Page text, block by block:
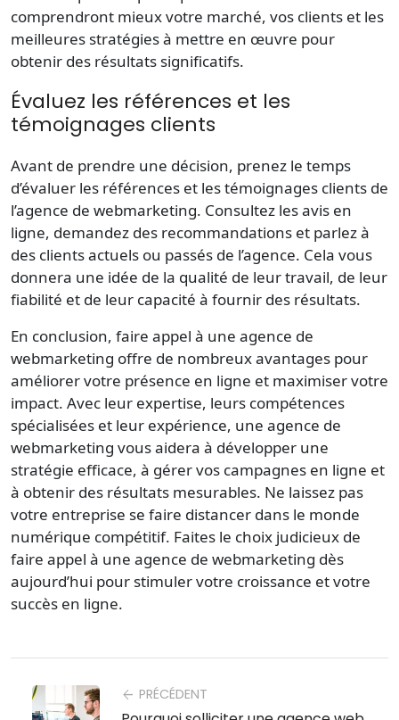
comprendront mieux votre marché, vos clients et les
meilleures stratégies à mettre en œuvre pour
obtenir des résultats significatifs.
Évaluez les références et les
témoignages clients
Avant de prendre une décision, prenez le temps
d’évaluer les références et les témoignages clients de
l’agence de webmarketing. Consultez les avis en
ligne, demandez des recommandations et parlez à
des clients actuels ou passés de l’agence. Cela vous
donnera une idée de la qualité de leur travail, de leur
fiabilité et de leur capacité à fournir des résultats.
En conclusion, faire appel à une agence de
webmarketing offre de nombreux avantages pour
améliorer votre présence en ligne et maximiser votre
impact. Avec leur expertise, leurs compétences
spécialisées et leur expérience, une agence de
webmarketing vous aidera à développer une
stratégie efficace, à gérer vos campagnes en ligne et
à obtenir des résultats mesurables. Ne laissez pas
votre entreprise se faire distancer dans le monde
numérique compétitif. Faites le choix judicieux de
faire appel à une agence de webmarketing dès
aujourd’hui pour stimuler votre croissance et votre
succès en ligne.
arrow_back PRÉCÉDENT